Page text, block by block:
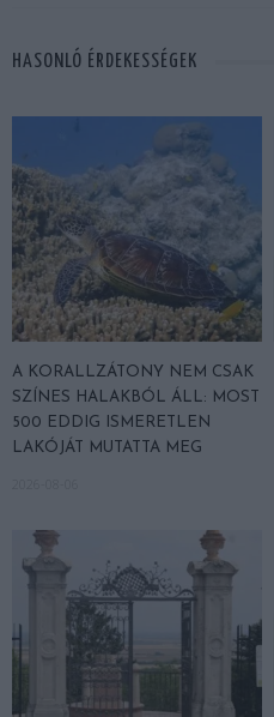
HASONLÓ ÉRDEKESSÉGEK
A KORALLZÁTONY NEM CSAK
SZÍNES HALAKBÓL ÁLL: MOST
500 EDDIG ISMERETLEN
LAKÓJÁT MUTATTA MEG